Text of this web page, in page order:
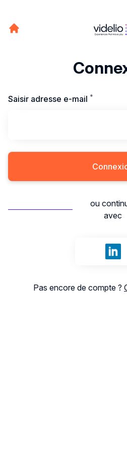
Saisir adresse e-mail *
ou
avec
Se
Pas encore de compte ?